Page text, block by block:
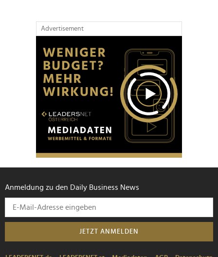
Advertisement
Anmeldung zu den Daily Business News
JETZT ANMELDEN